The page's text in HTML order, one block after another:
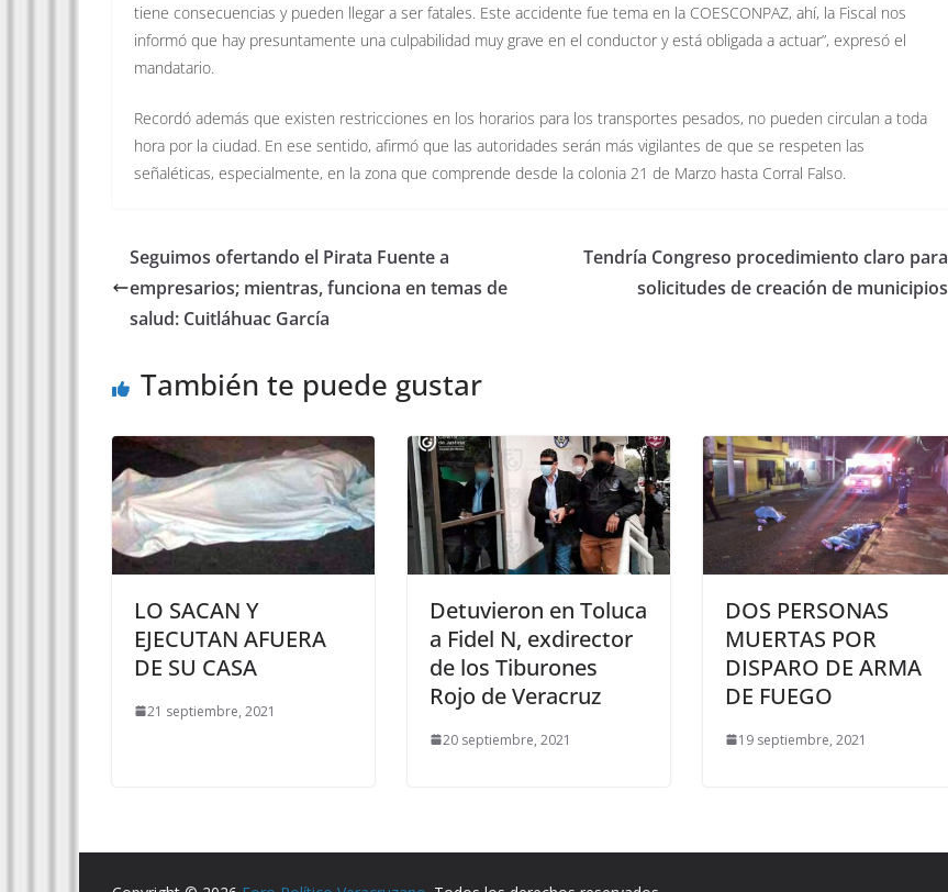
tiene consecuencias y pueden llegar a ser fatales. Este accidente fue tema en la COESCONPAZ, ahí, la Fiscal nos
informó que hay presuntamente una culpabilidad muy grave en el conductor y está obligada a actuar”, expresó el
mandatario.
Recordó además que existen restricciones en los horarios para los transportes pesados, no pueden circulan a toda
hora por la ciudad. En ese sentido, afirmó que las autoridades serán más vigilantes de que se respeten las
señaléticas, especialmente, en la zona que comprende desde la colonia 21 de Marzo hasta Corral Falso.
Seguimos ofertando el Pirata Fuente a
empresarios; mientras, funciona en temas de
salud: Cuitláhuac García
Tendría Congreso procedimiento claro para
solicitudes de creación de municipios
También te puede gustar
LO SACAN Y
EJECUTAN AFUERA
DE SU CASA
21 septiembre, 2021
Detuvieron en Toluca
a Fidel N, exdirector
de los Tiburones
Rojo de Veracruz
20 septiembre, 2021
DOS PERSONAS
MUERTAS POR
DISPARO DE ARMA
DE FUEGO
19 septiembre, 2021